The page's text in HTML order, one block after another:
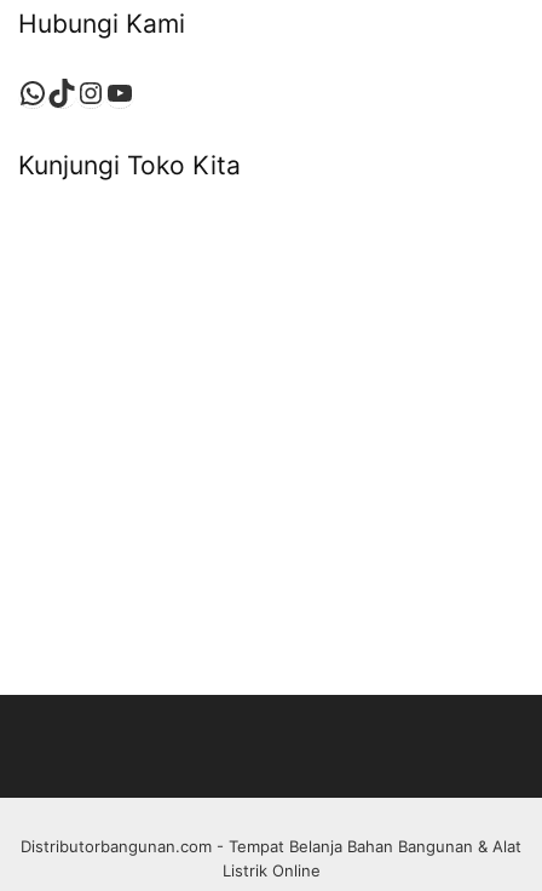
Hubungi Kami
WhatsApp
TikTok
Instagram
YouTube
Kunjungi Toko Kita
Distributorbangunan.com - Tempat Belanja Bahan Bangunan & Alat
Listrik Online